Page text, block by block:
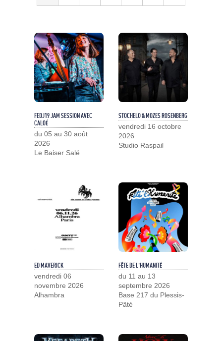
FEDJ19 JAM SESSION AVEC
CALOÉ
du 05 au 30 août
2026
Le Baiser Salé
STOCHELO & MOZES ROSENBERG
vendredi 16 octobre
2026
Studio Raspail
ED MAVERICK
vendredi 06
novembre 2026
Alhambra
FÊTE DE L'HUMANITÉ
du 11 au 13
septembre 2026
Base 217 du Plessis-
Pâté